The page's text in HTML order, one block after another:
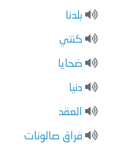
بلدنا
كنتي
ضحايا
دنيا
العقد
فراق صالونات